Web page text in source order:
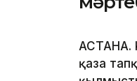
АСТАНА.
қаза